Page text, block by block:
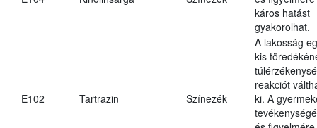
káros hatást
gyakorolhat.
E102 Tartrazin Színezék
A lakosság
kis
reakciót
ki. A